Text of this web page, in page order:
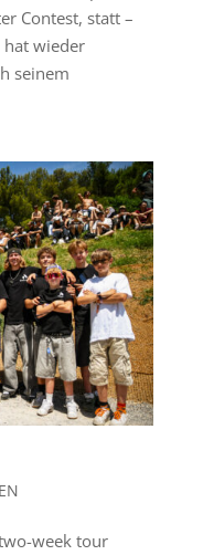
Contest, statt –
hat wieder
seinem
week tour